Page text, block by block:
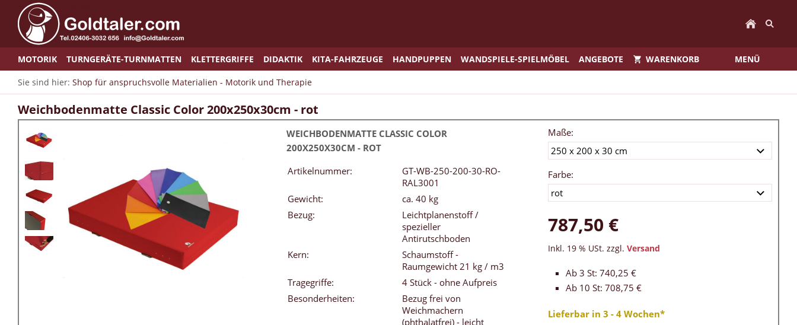
MOTORIK TURNGERÄTE-TURNMATTEN KLETTERGRIFFE DIDAKTIK KITA-FAHRZEUGE HANDPUPPEN WANDSPIELE-SPIELMÖBEL ANGEBOTE WARENKORB MENÜ
Sie sind hier: Shop für anspruchsvolle Materialien - Motorik und Therapie
Weichbodenmatte Classic Color 200x250x30cm - rot
WEICHBODENMATTE CLASSIC COLOR
200X250X30CM - ROT
Artikelnummer:
GT-WB-250-200-30-RO-
RAL3001
Gewicht:
ca. 40 kg
Bezug:
Leichtplanenstoff /
spezieller
Antirutschboden
Kern:
Schaumstoff -
Raumgewicht 21 kg / m3
Tragegriffe:
4 Stück - ohne Aufpreis
Besonderheiten:
Bezug frei von
Weichmachern
(phthalatfrei) - leicht
Maße:
Farbe:
787,50 €
Inkl. 19 % USt. zzgl. Versand
Ab 3 St: 740,25 €
Ab 10 St: 708,75 €
Lieferbar in 3 - 4 Wochen*